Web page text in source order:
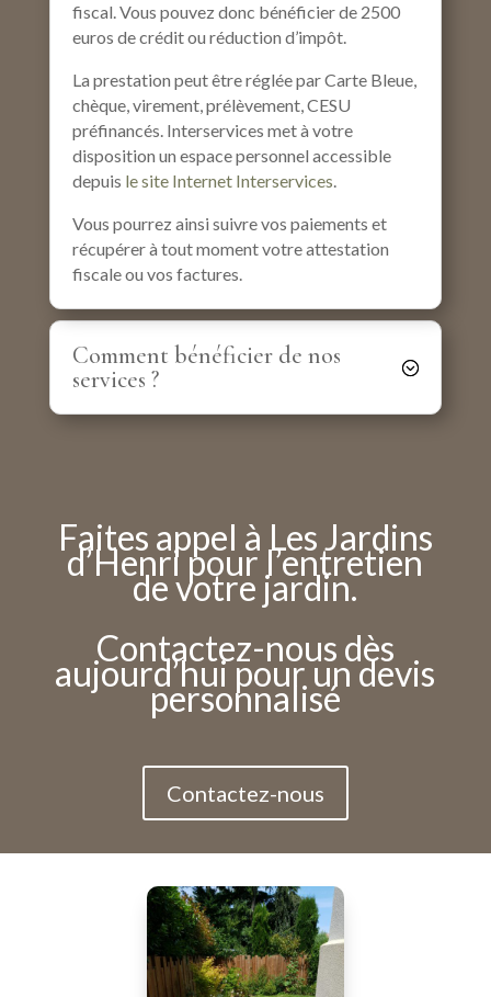
fiscal. Vous pouvez donc bénéficier de 2500
euros de crédit ou réduction d’impôt.
La prestation peut être réglée par Carte Bleue,
chèque, virement, prélèvement, CESU
préfinancés. Interservices met à votre
disposition un espace personnel accessible
depuis le site Internet Interservices.
Vous pourrez ainsi suivre vos paiements et
récupérer à tout moment votre attestation
fiscale ou vos factures.
Comment bénéficier de nos
services ?
Faites appel à Les Jardins
d’Henri pour l’entretien
de votre jardin.
Contactez-nous dès
aujourd’hui pour un devis
personnalisé
Contactez-nous